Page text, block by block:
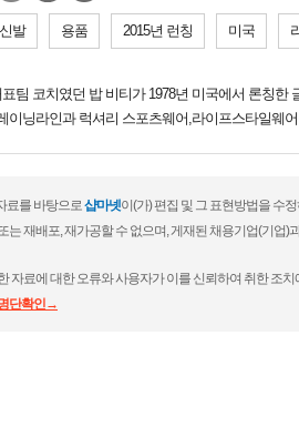
신발 용품 2015년 런칭 미국
팀 코치였던 밥 비티가 1978년 미국에서 론칭한
닝라인과 럭셔리 스포츠웨어,라이프스타일웨
료를 바탕으로샵마넷이(가) 편집 및 그 표현방법을 수
는 재배포, 재가공할 수 없으며, 게재된 채용기업(기업)
자료에 대한 오류와 사용자가 이를 신뢰하여 취한 조
단확인→